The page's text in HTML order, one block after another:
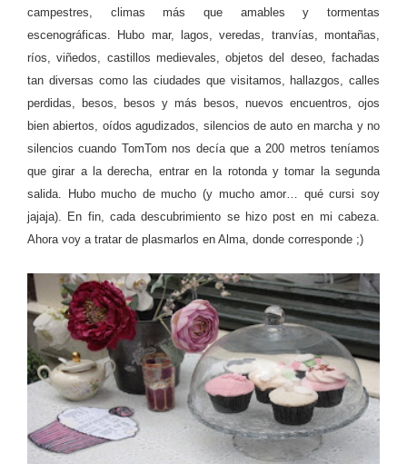
campestres, climas más que amables y tormentas
escenográficas. Hubo mar, lagos, veredas, tranvías, montañas,
ríos, viñedos, castillos medievales, objetos del deseo, fachadas
tan diversas como las ciudades que visitamos, hallazgos, calles
perdidas, besos, besos y más besos, nuevos encuentros, ojos
bien abiertos, oídos agudizados, silencios de auto en marcha y no
silencios cuando TomTom nos decía que a 200 metros teníamos
que girar a la derecha, entrar en la rotonda y tomar la segunda
salida. Hubo mucho de mucho (y mucho amor… qué cursi soy
jajaja). En fin, cada descubrimiento se hizo post en mi cabeza.
Ahora voy a tratar de plasmarlos en Alma, donde corresponde ;)